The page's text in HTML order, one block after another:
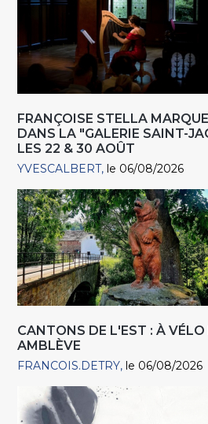
FRANÇOISE STELLA
DANS LA "GALERIE SAINT-
LES 22 & 30 AOÛT
YVESCALBERT le 06/08/2026
CANTONS DE L'EST : À VÉLO
AMBLÈVE
FRANCOIS.DETRY le 06/08/2026